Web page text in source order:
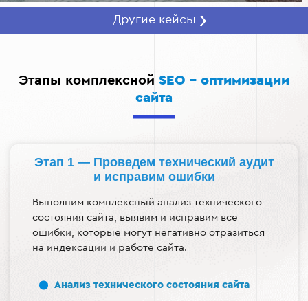
Другие кейсы
Этапы комплексной SEO – оптимизации
сайта
Этап 1 — Проведем технический аудит
и исправим ошибки
Выполним комплексный анализ технического
состояния сайта, выявим и исправим все
ошибки, которые могут негативно отразиться
на индексации и работе сайта.
Анализ технического состояния сайта